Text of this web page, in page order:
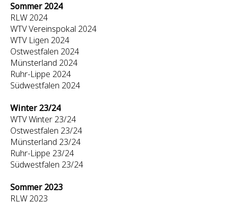
Sommer 2024
RLW 2024
WTV Vereinspokal 2024
WTV Ligen 2024
Ostwestfalen 2024
Münsterland 2024
Ruhr-Lippe 2024
Südwestfalen 2024
Winter 23/24
WTV Winter 23/24
Ostwestfalen 23/24
Münsterland 23/24
Ruhr-Lippe 23/24
Südwestfalen 23/24
Sommer 2023
RLW 2023